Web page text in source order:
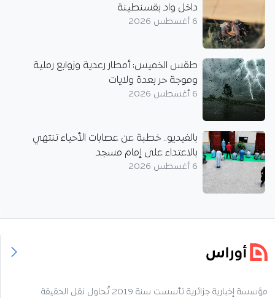
داخل واد بقسنطينة
6 أغسطس 2026
طقس الخميس: أمطار رعدية وزوابع رملية
وموجة حر بعدة ولايات
6 أغسطس 2026
بالفيديو.. خطبة عن عصابات الأحياء تنتهي
بالاعتداء على إمام مسجد
6 أغسطس 2026
مؤسسة إخبارية جزائرية تأسست سنة 2019 تُحاول نقل الحقيقة